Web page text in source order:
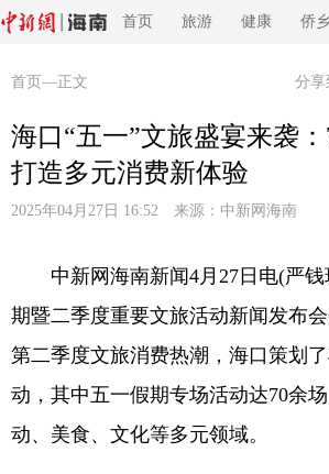
首页 旅游 健康 侨
首页 —正文 分享
海口“五一”文旅盛宴来袭
打造多元消费新体验
2025年04月27日 16:52 来源： 中新网海南
中新网海南新闻4月27日电(严钱
期暨二季度重要文旅活动新闻发布
第二季度文旅消费热潮，海口策划
动，其中五一假期专场活动达70余
动、美食、文化等多元领域。